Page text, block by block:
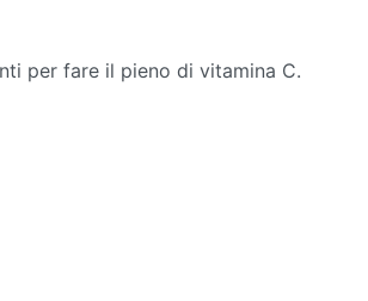
per fare il pieno di vitamina C.